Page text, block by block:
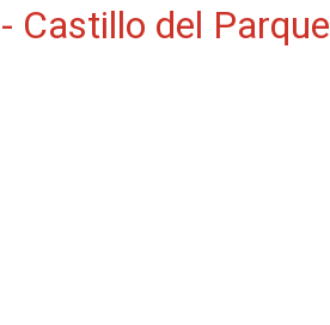
Castillo del Parque